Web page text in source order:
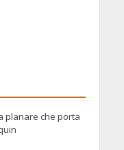
planare che porta